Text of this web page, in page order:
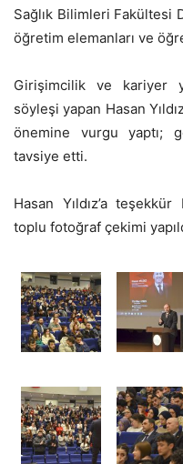
Sağlık Bilimleri Fakültesi
öğretim elemanları ve
Girişimcilik ve kariyer
söyleşi yapan Hasan
önemine vurgu yaptı;
tavsiye etti.
Hasan Yıldız’a
toplu fotoğraf çekimi